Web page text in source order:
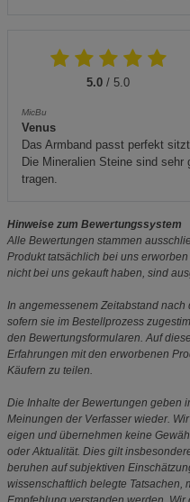
5.0 / 5.0
MicBu
Venus
Das Armband passt perfekt
Die Mineralien Steine sind sehr
tragen.
Hinweise zum Bewertungssystem
Alle Bewertungen stammen
Produkt tatsächlich bei uns
nicht bei uns gekauft haben, sind
In angemessenem Zeitabstand
sofern sie im Bestellprozess
den Bewertungsformularen. Auf
Erfahrungen mit den erworbenen
Käufern zu teilen.
Die Inhalte der Bewertungen geben
Meinungen der Verfasser wieder.
eigen und übernehmen keine
oder Aktualität. Dies gilt
beruhen auf subjektiven
wissenschaftlich belegte Tatsachen,